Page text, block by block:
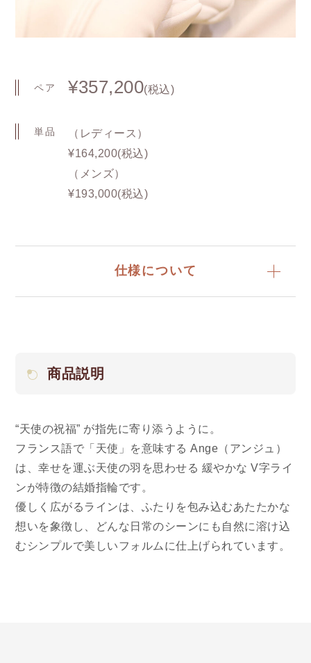
ペア ¥357,200(税込)
単品
（レディース）
¥164,200(税込)
（メンズ）
¥193,000(税込)
仕様について
商品説明
“天使の祝福” が指先に寄り添うように。
フランス語で「天使」を意味する Ange（アンジュ）
は、幸せを運ぶ天使の羽を思わせる 緩やかな V字ライ
ンが特徴の結婚指輪です。
優しく広がるラインは、ふたりを包み込むあたたかな
想いを象徴し、どんな日常のシーンにも自然に溶け込
むシンプルで美しいフォルムに仕上げられています。